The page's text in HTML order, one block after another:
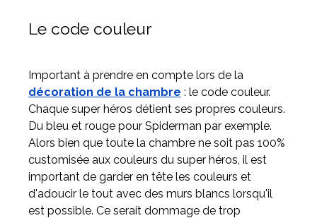
Le code couleur
Important à prendre en compte lors de la
décoration de la chambre : le code couleur.
Chaque super héros détient ses propres couleurs.
Du bleu et rouge pour Spiderman par exemple.
Alors bien que toute la chambre ne soit pas 100%
customisée aux couleurs du super héros, il est
important de garder en tête les couleurs et
d'adoucir le tout avec des murs blancs lorsqu'il
est possible. Ce serait dommage de trop